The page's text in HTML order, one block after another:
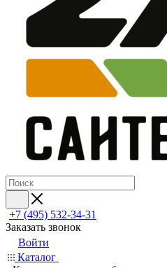
+7 (495) 532‑34‑31
Заказать звонок
Войти
Каталог